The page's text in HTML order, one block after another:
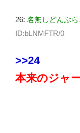
26: 名無しどんぶら
ID:bLNMFTR/0
>>24
本来のジャ